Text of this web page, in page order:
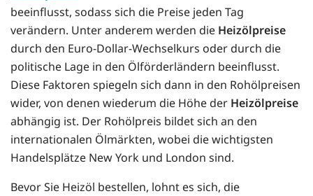
beeinflusst, sodass sich die Preise jeden Tag
verändern. Unter anderem werden die Heizölpreise
durch den Euro-Dollar-Wechselkurs oder durch die
politische Lage in den Ölförderländern beeinflusst.
Diese Faktoren spiegeln sich dann in den Rohölpreisen
wider, von denen wiederum die Höhe der Heizölpreise
abhängig ist. Der Rohölpreis bildet sich an den
internationalen Ölmärkten, wobei die wichtigsten
Handelsplätze New York und London sind.
Bevor Sie Heizöl bestellen, lohnt es sich, die